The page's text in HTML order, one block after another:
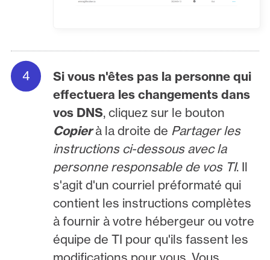
Si vous n'êtes pas la personne qui
effectuera les changements dans
vos DNS, cliquez sur le bouton
Copierà la droite de Partager les
instructions ci-dessous avec la
personne responsable de vos TI. Il
s'agit d'un courriel préformaté qui
contient les instructions complètes
à fournir à votre hébergeur ou votre
équipe de TI pour qu'ils fassent les